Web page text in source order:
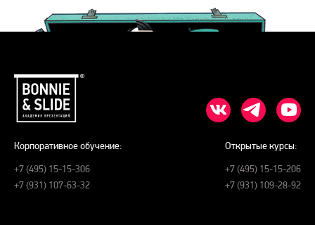
Корпоративное обучение:
+7 (495) 15-15-306
+7 (931) 107-63-32
Открытые курсы:
+7 (495) 15-15-206
+7 (931) 109-28-92